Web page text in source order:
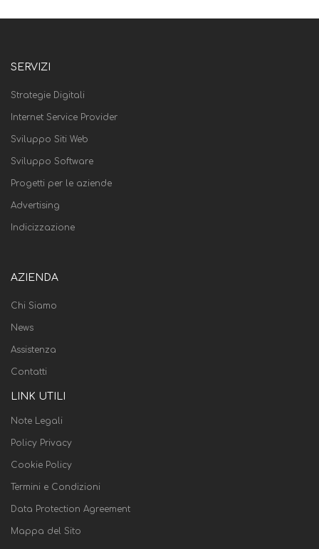
SERVIZI
Strategie Digitali
Internet Service Provider
Sviluppo Siti Web
Sviluppo Software
Progetti per le aziende
Advertising
Indicizzazione
AZIENDA
Chi Siamo
News
Assistenza
Contatti
LINK UTILI
Note Legali
Policy Privacy
Cookie Policy
Termini e Condizioni
Data Protection Agreement
Mappa del Sito